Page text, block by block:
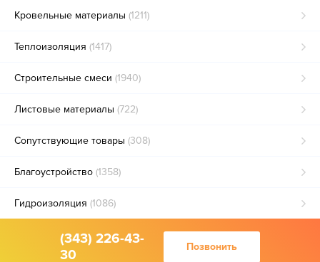
Кровельные материалы (1211)
Теплоизоляция (1417)
Строительные смеси (1940)
Листовые материалы (722)
Сопутствующие товары (308)
Благоустройство (1358)
Гидроизоляция (1086)
(343) 226-43-
30
Позвонить